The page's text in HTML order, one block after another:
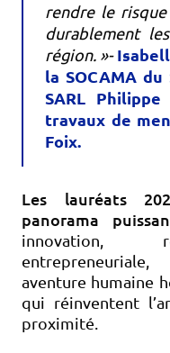
rendre le
durablement
région. »-
la SOCAMA
SARL
travaux de
Foix.
Les lauréats
panorama
innovation,
aventure humaine
qui réinventent
proximité.